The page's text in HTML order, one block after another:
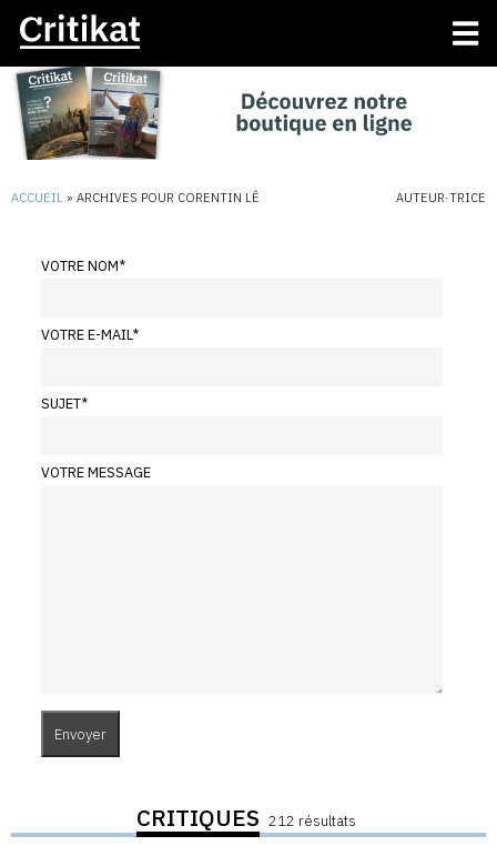
ACCUEIL » ARCHIVES POUR CORENTIN LÊ AUTEUR·TRICE
VOTRE NOM*
VOTRE E-MAIL*
SUJET*
VOTRE MESSAGE
CRITIQUES 212 résultats